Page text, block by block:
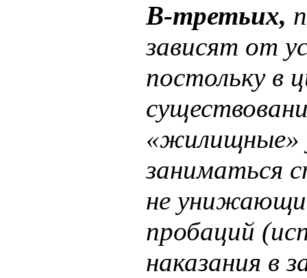
В-третьих,
зависят от
постольку в
«жилищные»
заниматься
не
пробаций
наказания в